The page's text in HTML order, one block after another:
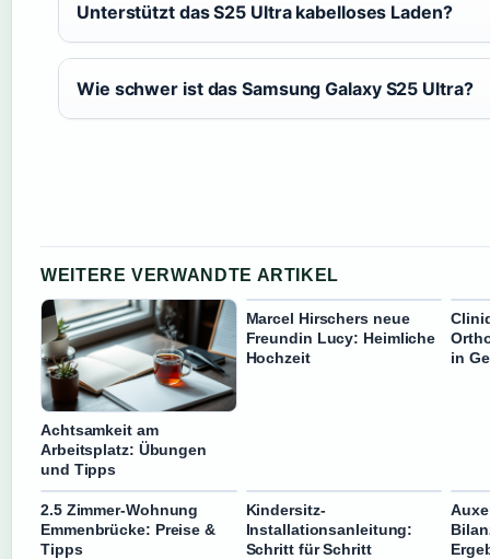
Unterstützt das S25 Ultra kabelloses Laden?
Wie schwer ist das Samsung Galaxy S25 Ultra?
WEITERE VERWANDTE ARTIKEL
Achtsamkeit am
Arbeitsplatz: Übungen
und Tipps
Marcel Hirschers neue
Freundin Lucy: Heimliche
Hochzeit
in
2.5 Zimmer-Wohnung
Emmenbrücke: Preise &
Tipps
Kindersitz-
Installationsanleitung:
Schritt für Schritt